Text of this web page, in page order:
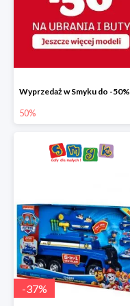
50%
-37%